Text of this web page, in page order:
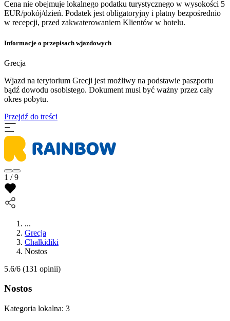
Cena nie obejmuje lokalnego podatku turystycznego w wysokości 5
EUR/pokój/dzień. Podatek jest obligatoryjny i płatny bezpośrednio
w recepcji, przed zakwaterowaniem Klientów w hotelu.
Informacje o przepisach wjazdowych
Grecja
Wjazd na terytorium Grecji jest możliwy na podstawie paszportu
bądź dowodu osobistego. Dokument musi być ważny przez cały
okres pobytu.
Przejdź do treści
1 / 9
...
Grecja
Chalkidiki
Nostos
5.6/6 (131 opinii)
Nostos
Kategoria lokalna: 3